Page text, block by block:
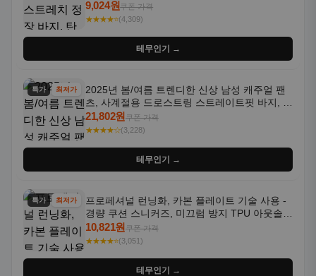
트라우저 - 세탁기 사용 가능한 캐주얼 정장 의
상
9,024원쿠폰 가격
★★★★⭐(4,309)
테무인기 →
특가 최저가
2025년 봄/여름 트렌디한 신상 남성 캐주얼 팬
츠, 사계절용 드로스트링 스트레이트핏 바지, 한
국 스타일, 활용도 높은 아웃도어 및 정장용, 발
목 바지
21,802원쿠폰 가격
★★★★☆(3,228)
테무인기 →
특가 최저가
프로페셔널 런닝화, 카본 플레이트 기술 사용 -
경량 쿠션 스니커즈, 미끄럼 방지 TPU 아웃솔,
통기성 화이트-퍼플 그라데이션, 헬스, 트레이
닝 - 남성용, 여성용, 모든 계절에 적합
10,821원쿠폰 가격
★★★★⭐(3,051)
테무인기 →